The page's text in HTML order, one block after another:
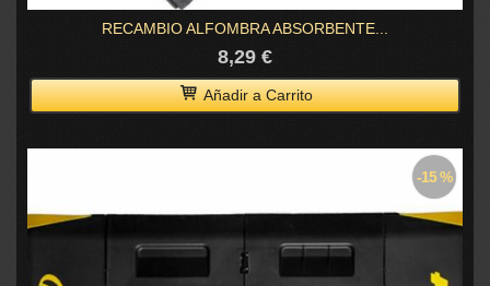
RECAMBIO ALFOMBRA ABSORBENTE...
8,29 €
Añadir a Carrito
-15 %